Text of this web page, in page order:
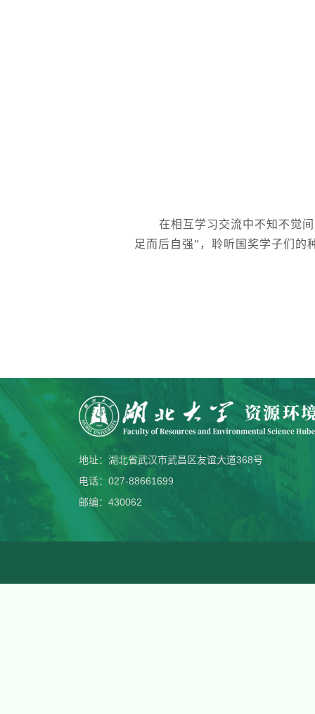
在相互学习交流中不知不觉
足而后自强”，聆听国奖学子们的
地址：湖北省武汉市武昌区友谊大道368号
电话：027-88661699
邮编：430062